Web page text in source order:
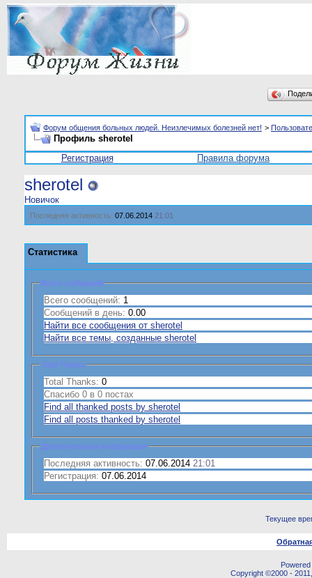
Форум общения больных людей. Неизлечимых болезней нет! >
Профиль sherotel
Регистрация
Правила форума
sherotel
Новичок
Последняя активность: 07.06.2014 21:01
Статистика
Всего сообщений
Всего сообщений: 1
Сообщений в день: 0.00
Найти все сообщения от sherotel
Найти все темы, созданные sherotel
Total Thanks
Total Thanks: 0
Спасибо 0 в 0 постах
Find all thanked posts by sherotel
Find all posts thanked by sherotel
Дополнительная информация
Последняя активность: 07.06.2014 21:01
Регистрация: 07.06.2014
Текущее
Copyright ©2000 -